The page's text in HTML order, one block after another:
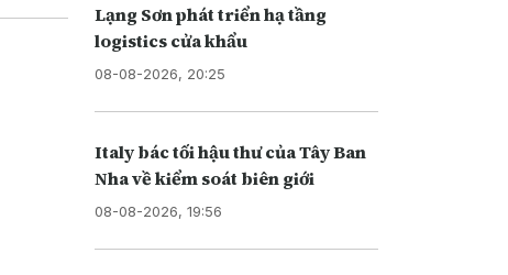
Lạng Sơn phát triển hạ tầng
logistics cửa khẩu
08-08-2026, 20:25
Italy bác tối hậu thư của Tây Ban
Nha về kiểm soát biên giới
08-08-2026, 19:56